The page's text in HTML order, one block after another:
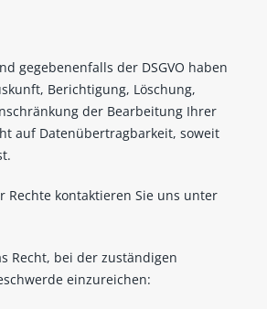
gegebenenfalls der DSGVO haben
Berichtigung, Löschung,
der Bearbeitung Ihrer
auf Datenübertragbarkeit, soweit
Rechte kontaktieren Sie uns unter
Recht, bei der zuständigen
einzureichen: